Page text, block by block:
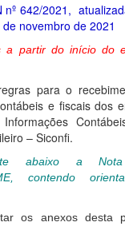
nº 642/2021,
novembro de 2021
a partir do início do
para o
e fiscais dos
– Siconfi.
abaixo a
ME, contendo
os anexos desta